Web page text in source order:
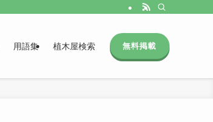
用語集 植木屋検索 無料掲載